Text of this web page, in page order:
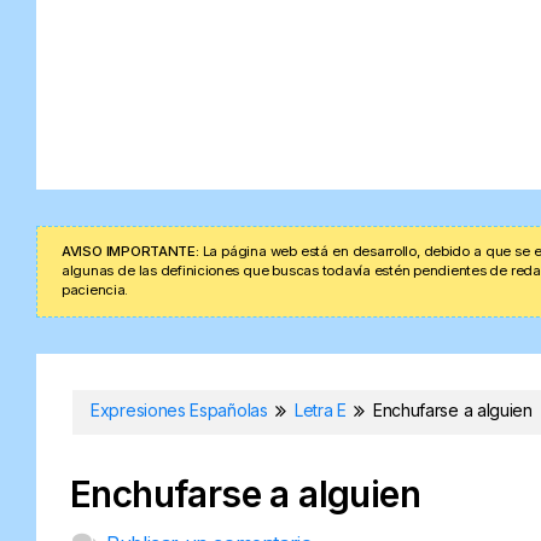
AVISO IMPORTANTE: La página web está en desarrollo, debido a que
algunas de las definiciones que buscas todavía estén pendientes de
paciencia.
Expresiones Españolas Letra E Enchufarse a alguien
Enchufarse a alguien